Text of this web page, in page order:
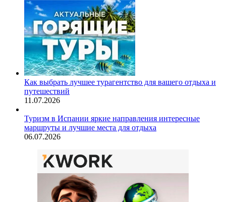
Как выбрать лучшее турагентство для вашего отдыха и
путешествий
11.07.2026
Туризм в Испании яркие направления интересные
маршруты и лучшие места для отдыха
06.07.2026